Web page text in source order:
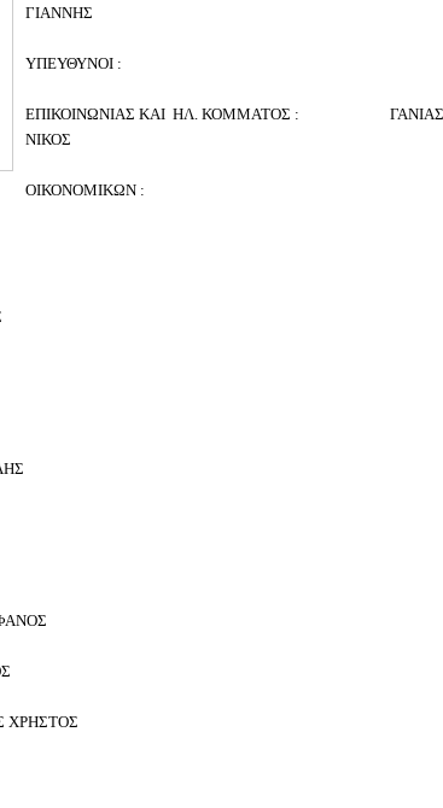
ΓΙΑΝΝΗΣ
ΥΠΕΥΘΥΝΟΙ :
ΕΠΙΚΟΙΝΩΝΙΑΣ ΚΑΙ ΗΛ. ΚΟΜΜΑΤΟΣ : ΓΑΝΙΑΣ
ΝΙΚΟΣ
ΟΙΚΟΝΟΜΙΚΩΝ :